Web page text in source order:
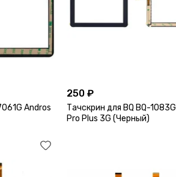
Andros
250 ₽
Тачскрин для BQ BQ-
Pro Plus 3G (Черный)